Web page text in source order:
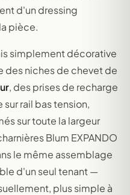
d'un dressing
pièce.
simplement décorative
des niches de chevet de
, des prises de recharge
rail bas tension,
sur toute la largeur
Blum EXPANDO
le même assemblage
d'un seul tenant —
plus simple à